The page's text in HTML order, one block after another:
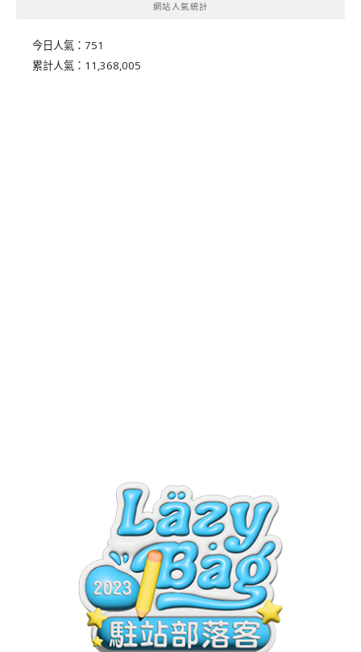
網站人氣統計
今日人氣： 751
累計人氣： 11,368,005